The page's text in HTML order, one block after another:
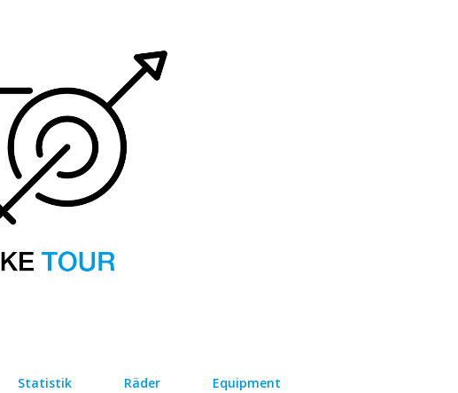
Statistik Räder Equipment